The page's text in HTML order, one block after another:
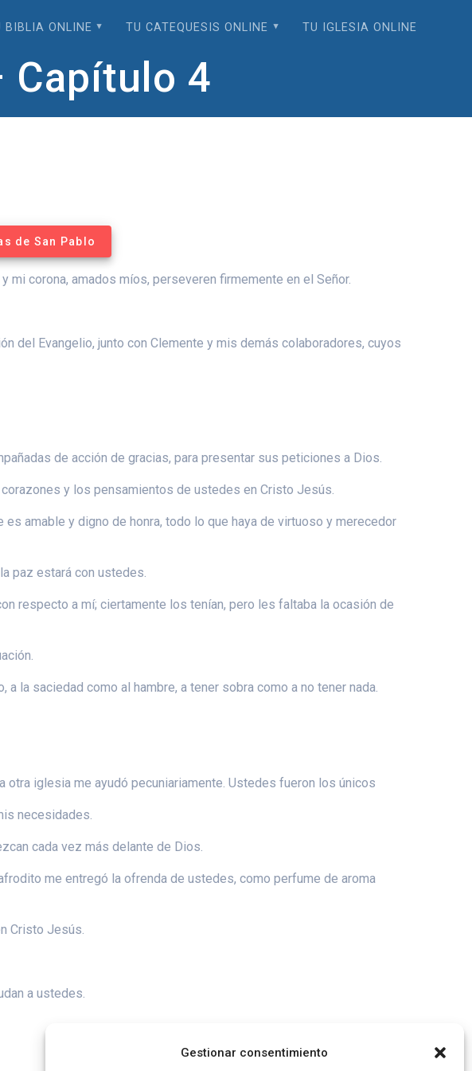
Gestionar consentimiento
BIBLIA ONLINE TU CATEQUESIS ONLINE TU IGLESIA ONLINE
Capítulo 4
de San Pablo
corona, amados míos, perseveren firmemente en el Señor.
del Evangelio, junto con Clemente y mis demás colaboradores, cuyos
de acción de gracias, para presentar sus peticiones a Dios.
y los pensamientos de ustedes en Cristo Jesús.
amable y digno de honra, todo lo que haya de virtuoso y merecedor
paz estará con ustedes.
respecto a mí; ciertamente los tenían, pero les faltaba la ocasión de
la saciedad como al hambre, a tener sobra como a no tener nada.
otra iglesia me ayudó pecuniariamente. Ustedes fueron los únicos
necesidades.
cada vez más delante de Dios.
me entregó la ofrenda de ustedes, como perfume de aroma
Cristo Jesús.
a ustedes.